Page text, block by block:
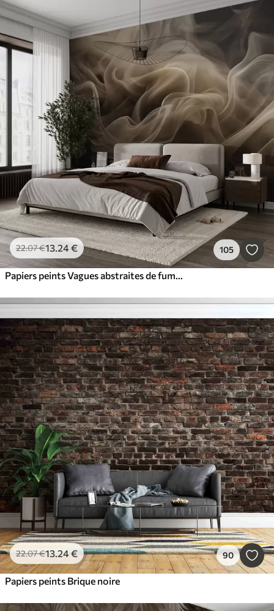
22.07€13.24€ 105
Papiers peints Vagues abstraites de fumée
22.07€13.24€ 90
Papiers peints Brique noire